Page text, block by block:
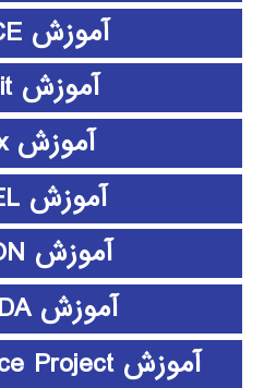
آموزش HSPICE
آموزش L-Edit
آموزش Latex
آموزش LISREL
آموزش LUMION
آموزش MAXQDA
آموزش Microsoft Office Project